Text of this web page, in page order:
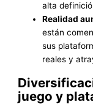
alta
Realidad
están
sus
reales y
juego y